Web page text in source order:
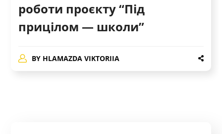
роботи проєкту “Під
прицілом — школи”
BY HLAMAZDA VIKTORIIA